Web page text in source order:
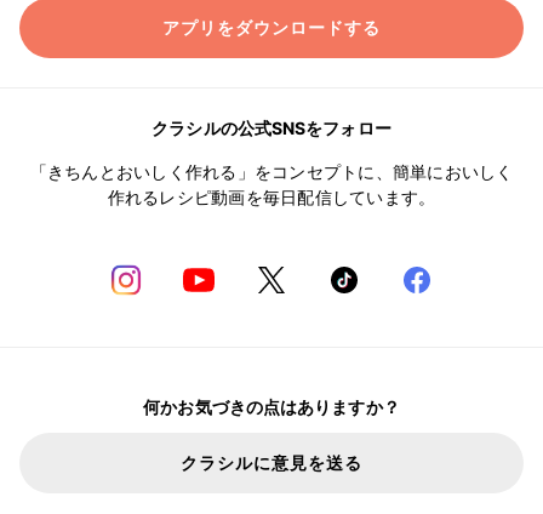
アプリをダウンロードする
クラシルの公式SNSをフォロー
「きちんとおいしく作れる」をコンセプトに、簡単においしく
作れるレシピ動画を毎日配信しています。
何かお気づきの点はありますか？
クラシルに意見を送る